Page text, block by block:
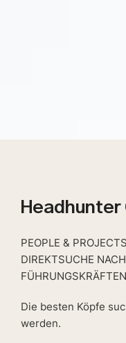
Headhunter
PEOPLE &
DIREKTSUCHE
Die besten Köpfe
werden.